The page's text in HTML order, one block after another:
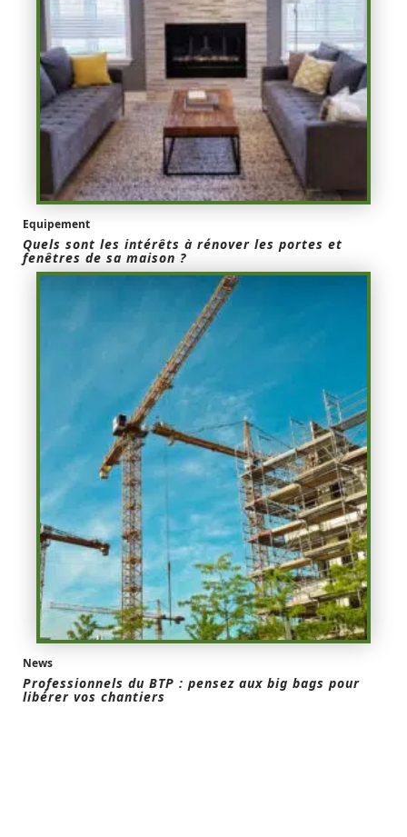
Equipement
Quels sont les intérêts à rénover les portes et
fenêtres de sa maison ?
News
Professionnels du BTP : pensez aux big bags pour
libérer vos chantiers